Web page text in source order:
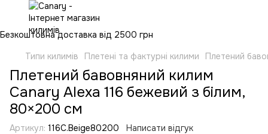
Безкоштовна доставка від 2500 грн
Типи килимів
Плетені та фактурні килими Плетений
Плетений бавовняний килим
Canary Alexa 116 бежевий з білим,
80×200 см
Артикул: 116C.Beige80200 Написати відгук